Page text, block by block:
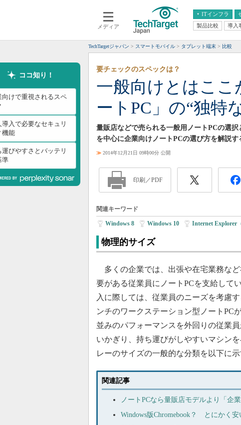
メディア
ITインフラ
クラウド
スマートモバイル
ネットワーク
システム運用管理
エンタープライズAI
ERP
情報系システム
製品比較 導入
TechTargetジャパン スマートモバイル タブレット端末 比較
ココ知り！
向けで重視されるスペ
導入で必要なセキュリ
機能
運びやすさとバッテリ
準
一般向けとはここ
ートPC」の“独特
要チェックのスペックは？
量販店などで売られる一般用ノートPCの選
を中心に企業向けノートPCの選び方を解説す
≫ 2014年12月21日 09時00分 公開
印刷／PDF
関連キーワード
Windows 8 Windows 10 Internet Explorer
物理的サイズ
多くの企業では、出張や在宅業務な
要がある従業員にノートPCを支給して
入に際しては、従業員のニーズを考慮
ンチのワークステーション型ノートPC
並みのパフォーマンスを外回りの従業
いかぎり、持ち運びがしやすいマシン
レーのサイズの一般的な分類を以下に示
関連記事
ノートPCなら量販店モデルより「企
Windows版Chromebook？ とにかく